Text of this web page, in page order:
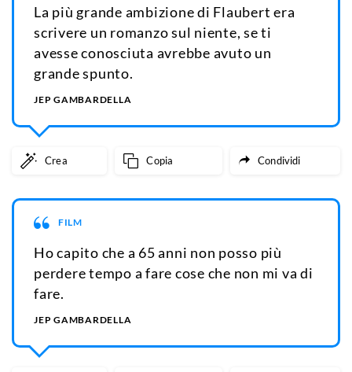
La più grande ambizione di Flaubert era
scrivere un romanzo sul niente, se ti
avesse conosciuta avrebbe avuto un
grande spunto.
JEP GAMBARDELLA
Crea Copia Condividi
FILM
Ho capito che a 65 anni non posso più
perdere tempo a fare cose che non mi va di
fare.
JEP GAMBARDELLA